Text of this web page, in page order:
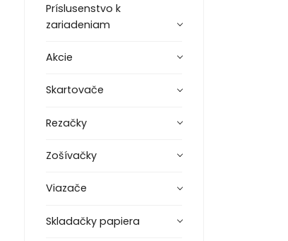
Príslusenstvo k
zariadeniam
Akcie
Skartovače
Rezačky
Zošívačky
Viazače
Skladačky papiera